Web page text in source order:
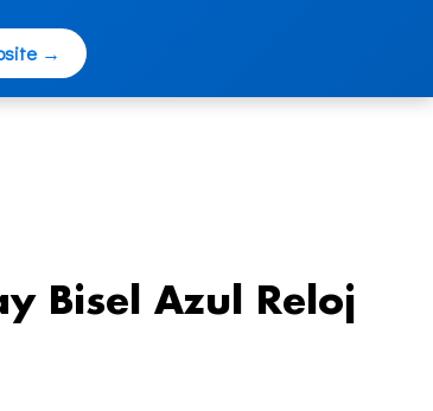
→
Bisel Azul Reloj